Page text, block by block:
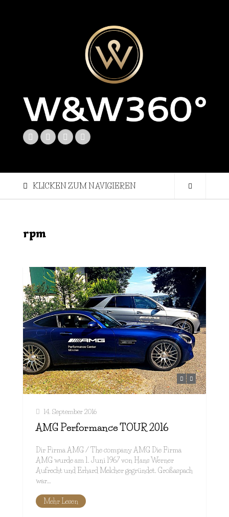
KLICKEN ZUM NAVIGIEREN
rpm
14. September 2016
AMG Performance TOUR 2016
Dir Firma AMG / The company AMG Die Firma
AMG wurde am 1. Juni 1967 von Hans Werner
Aufrecht und Erhard Melcher gegründet. Großaspach
war…
Mehr Lesen